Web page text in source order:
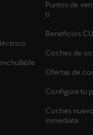
Puntos de
ti
Beneficios
Coches de
Ofertas de
Configura tu
Coches
inmediata